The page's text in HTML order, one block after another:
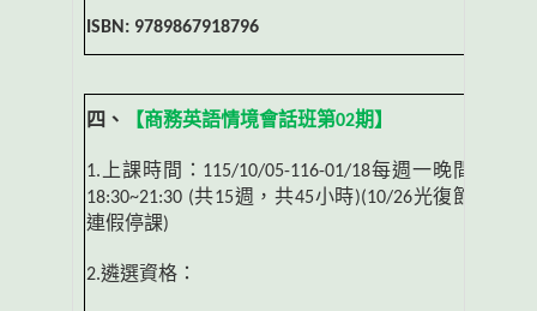
ISBN: 9789867918796
四、 【商務英語情境會話班第02期】
1.上課時間： 115/10/05-116-01/18每週一晚間
18:30~21:30 (共15週，共45小時)(10/26光復節
連假停課)
2.遴選資格：